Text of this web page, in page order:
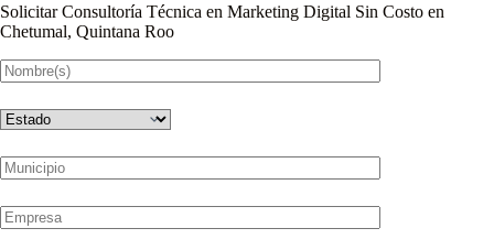
Solicitar Consultoría Técnica en Marketing Digital Sin Costo en
Chetumal, Quintana Roo